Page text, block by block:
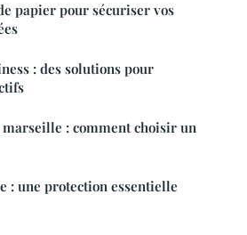
papier pour sécuriser vos
: des solutions pour
: comment choisir un
: une protection essentielle